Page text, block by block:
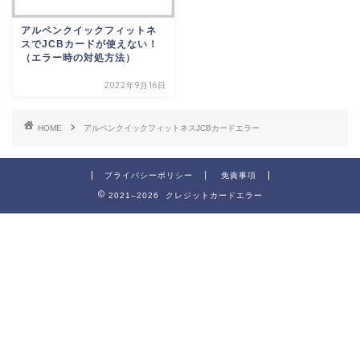
アルペンクイックフィットネ
スでJCBカードが使えない！
（エラー時の対処方法）
2022年9月16日
HOME アルペンクイックフィットネスJCBカードエラー
プライバシーポリシー 免責事項
2021–2026 クレジットカードエラー